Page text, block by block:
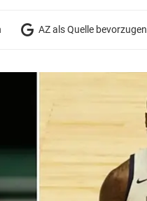
AZ als Quelle bevorzugen